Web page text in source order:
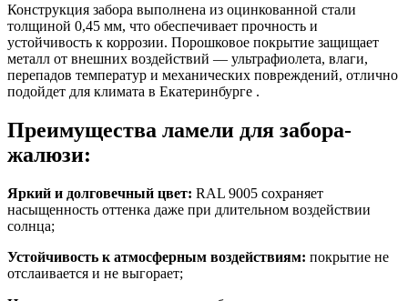
Конструкция забора выполнена из оцинкованной стали
толщиной 0,45 мм, что обеспечивает прочность и
устойчивость к коррозии. Порошковое покрытие защищает
металл от внешних воздействий — ультрафиолета, влаги,
перепадов температур и механических повреждений, отлично
подойдет для климата в Екатеринбурге .
Преимущества ламели для забора-
жалюзи:
Яркий и долговечный цвет: RAL 9005 сохраняет
насыщенность оттенка даже при длительном воздействии
солнца;
Устойчивость к атмосферным воздействиям: покрытие не
отслаивается и не выгорает;